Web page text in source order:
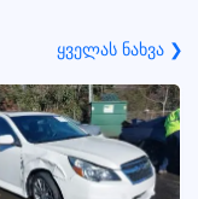
ყველას ნახვა ❯